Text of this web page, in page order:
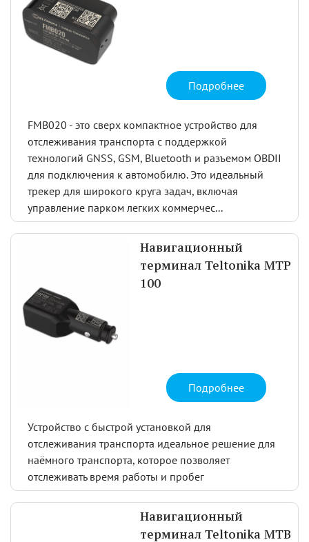
Подробнее
FMB020 - это сверх компактное устройство для
отслеживания транспорта с поддержкой
технологий GNSS, GSM, Bluetooth и разъемом OBDII
для подключения к автомобилю. Это идеальный
трекер для широкого круга задач, включая
управление парком легких коммерчес...
Навигационный
терминал Teltonika MTP
100
Подробнее
Устройство с быстрой установкой для
отслеживания транспорта идеальное решение для
наёмного транспорта, которое позволяет
отслеживать время работы и пробег
Навигационный
терминал Teltonika MTB